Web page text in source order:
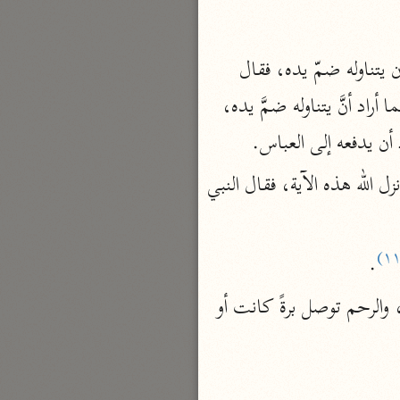
تيسير الكريم الرحمن
السعدي (١٣٧٦ هـ)
نحو ٤ مجلدات
أيسر التفاسير
أبو بكر الجزائري (١٤٣٩ هـ)
نحو ٣ مجلدات
شركة الخبرات الذكية
تفسير القرآن الكريم
يدفعه إلى العباس.
.
قال ابن عباس: هذه الآية عامة في كل أمانة، البر والفاجر يؤدِّي الأمانة إلى البر والفاجر، والرحم توصل برةً كانت أو